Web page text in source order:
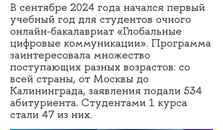
В сентябре 2024 года начался первый
учебный год для студентов очного
онлайн-бакалавриат «Глобальные
цифровые коммуникации». Программа
заинтересовала множество
поступающих разных возрастов: со
всей страны, от Москвы до
Калининграда, заявления подали 534
абитуриента. Студентами 1 курса
стали 47 из них.